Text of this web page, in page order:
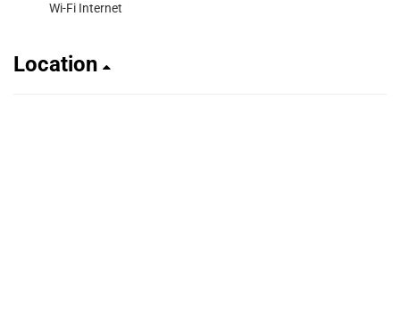
Wi-Fi Internet
Location